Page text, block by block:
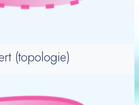
(topologie)